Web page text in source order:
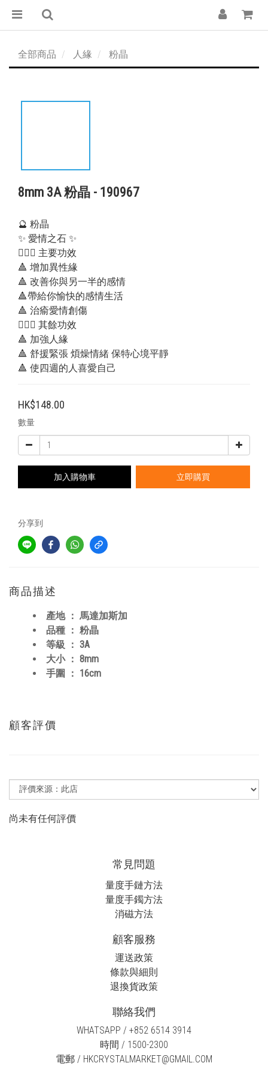
全部商品 人緣 粉晶
8mm 3A 粉晶 - 190967
🔮 粉晶
✨ 愛情之石 ✨
💁🏻‍♀️ 主要功效
🔺 增加異性緣
🔺 改善你與另一半的感情
🔺帶給你愉快的感情生活
🔺 治瘉愛情創傷
💁🏻‍♂️ 其餘功效
🔺 加強人緣
🔺 舒援緊張 煩燥情緒 保特心境平靜
🔺 使四週的人喜愛自己
HK$148.00
數量
加入購物車 立即購買
分享到
商品描述
產地 ： 馬達加斯加
品種 ： 粉晶
等級 ： 3A
大小 ： 8mm
手圍 ： 16cm
顧客評價
尚未有任何評價
常見問題
量度手鏈方法
量度手鐲方法
消磁方法
顧客服務
運送政策
條款與細則
退換貨政策
聯絡我們
WHATSAPP / +852 6514 3914
時間 / 1500-2300
電郵 / HKCRYSTALMARKET@GMAIL.COM